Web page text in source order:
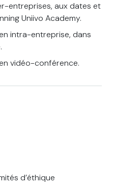
entreprises, aux dates et
Uniivo Academy.
intra-entreprise, dans
vidéo-conférence.
d’éthique